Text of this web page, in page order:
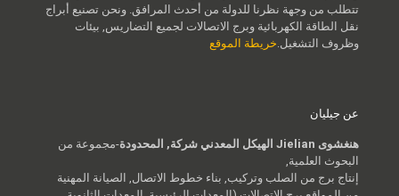
تتطلب من وجهة نظرنا للدولة من أحدث المرافق. ونحن تصنيع أبراج
نقل الطاقة الكهربائية وبرج الاتصالات لجميع التضاريس, بيئات
وظروف التشغيل. خريطة الموقع
عن جيليان
هنغشوى Jielian الهيكل المعدني شركة, المحدودة
-مجموعة من
البحوث العلمية,
إنتاج برج من الصلب وتركيب, بناء خطوط الاتصال, الصيانة المهنية